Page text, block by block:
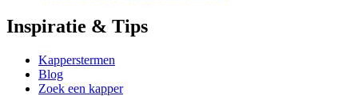
Inspiratie & Tips
Kapperstermen
Blog
Zoek een kapper